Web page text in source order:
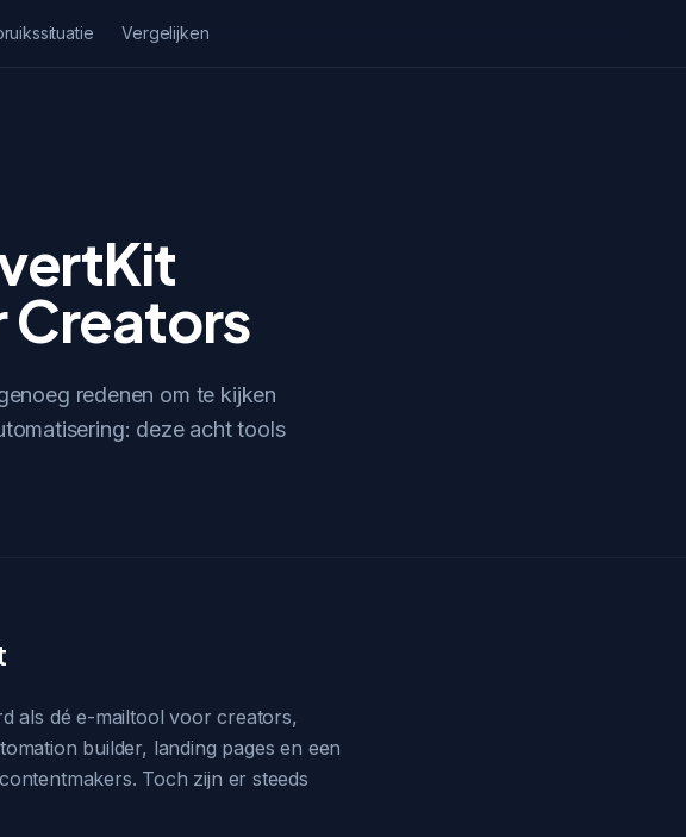
Vergelijken
Creators
redenen om te kijken
deze acht tools
als dé e-mailtool voor creators,
builder, landing pages en een
Toch zijn er steeds